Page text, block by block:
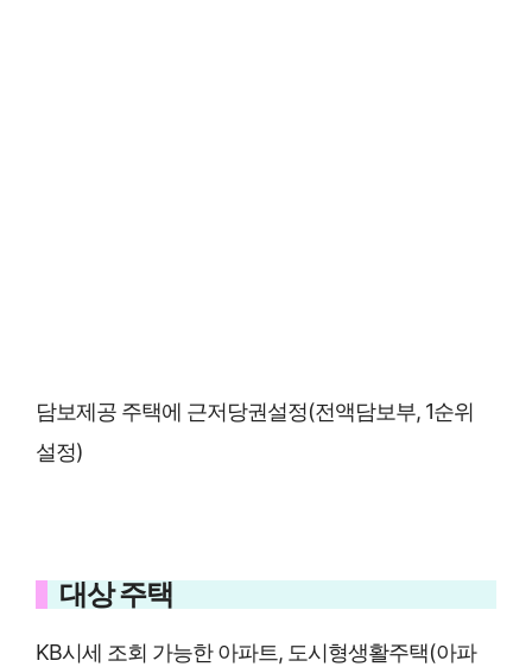
담보제공 주택에 근저당권설정(전액담보부, 1순위
설정)
대상 주택
KB시세 조회 가능한 아파트, 도시형생활주택(아파